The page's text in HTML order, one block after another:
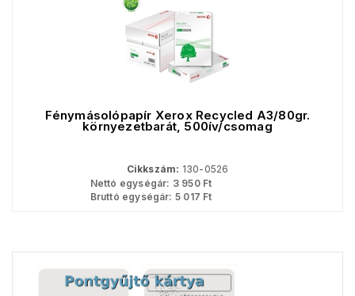
Fénymásolópapír Xerox Recycled A3/80gr.
környezetbarát, 500ív/csomag
Cikkszám: 130-0526
Nettó egységár: 3 950Ft
Bruttó egységár: 5 017 Ft